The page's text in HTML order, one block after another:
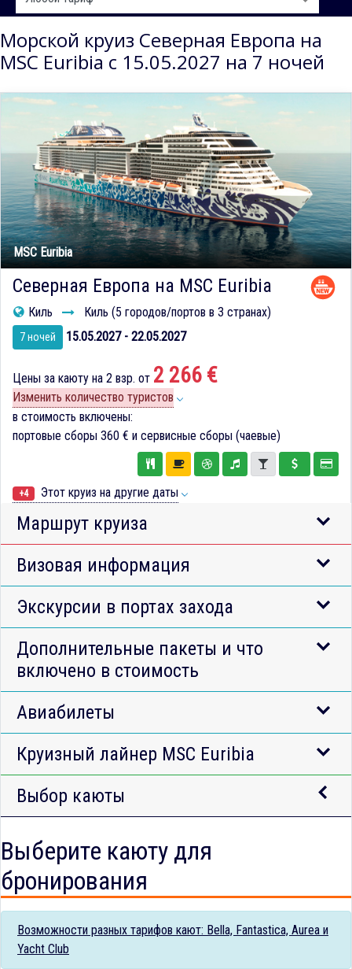
Морской круиз Северная Европа на
MSC Euribia с 15.05.2027 на 7 ночей
MSC Euribia
Северная Европа на MSC Euribia
Киль Киль (5 городов/портов в 3 странах)
7 ночей 15.05.2027 - 22.05.2027
Цены за каюту на 2 взр. от 2 266 €
Изменить количество туристов
в стоимость включены:
портовые сборы 360 € и сервисные сборы (чаевые)
+4 Этот круиз на другие даты
Маршрут круиза
Визовая информация
Экскурсии в портах захода
Дополнительные пакеты и что
включено в стоимость
Авиабилеты
Круизный лайнер MSC Euribia
Выбор каюты
Выберите каюту для
бронирования
Возможности разных тарифов кают: Bella, Fantastica, Aurea и
Yacht Club